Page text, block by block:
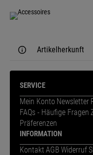
Artikelherkunft
SERVICE
Mein Konto Newsletter
FAQs - Häufige Fragen
Präferenzen
INFORMATION
Kontakt AGB Widerruf